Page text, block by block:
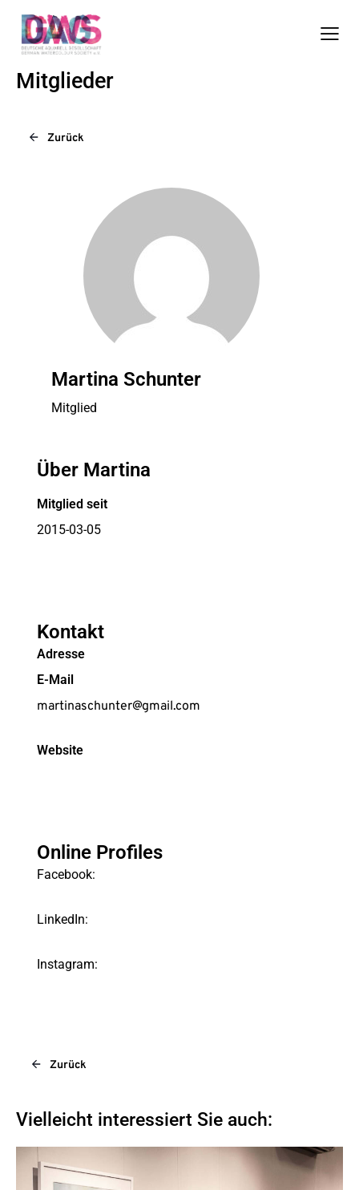
Mitglieder
Zurück
Martina Schunter
Mitglied
Über Martina
Mitglied seit
2015-03-05
Kontakt
Adresse
E-Mail
martinaschunter@gmail.com
Website
Online Profiles
Facebook:
LinkedIn:
Instagram:
Zurück
Vielleicht interessiert Sie auch: